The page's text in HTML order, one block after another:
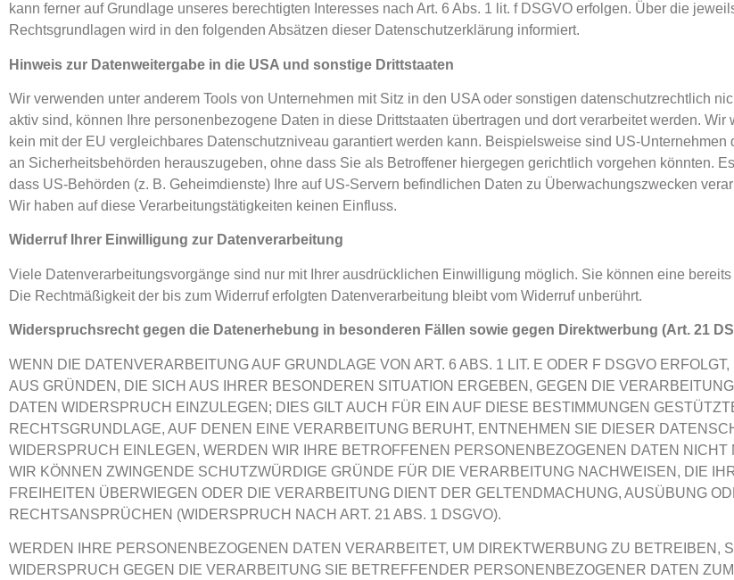
kann ferner auf Grundlage unseres berechtigten Interesses nach Art. 6 Abs. 1 lit. f DSGVO erfolgen. Über die
Rechtsgrundlagen wird in den folgenden Absätzen dieser Datenschutzerklärung informiert.
Hinweis zur Datenweitergabe in die USA und sonstige Drittstaaten
Wir verwenden unter anderem Tools von Unternehmen mit Sitz in den USA oder sonstigen datenschutzrechtlich
aktiv sind, können Ihre personenbezogene Daten in diese Drittstaaten übertragen und dort verarbeitet werden.
kein mit der EU vergleichbares Datenschutzniveau garantiert werden kann. Beispielsweise sind US-
an Sicherheitsbehörden herauszugeben, ohne dass Sie als Betroffener hiergegen gerichtlich vorgehen könnten.
dass US-Behörden (z. B. Geheimdienste) Ihre auf US-Servern befindlichen Daten zu Überwachungszwecken
Wir haben auf diese Verarbeitungstätigkeiten keinen Einfluss.
Widerruf Ihrer Einwilligung zur Datenverarbeitung
Viele Datenverarbeitungsvorgänge sind nur mit Ihrer ausdrücklichen Einwilligung möglich. Sie können eine
Die Rechtmäßigkeit der bis zum Widerruf erfolgten Datenverarbeitung bleibt vom Widerruf unberührt.
Widerspruchsrecht gegen die Datenerhebung in besonderen Fällen sowie gegen Direktwerbung (Art. 21
WENN DIE DATENVERARBEITUNG AUF GRUNDLAGE VON ART. 6 ABS. 1 LIT. E ODER F DSGVO
AUS GRÜNDEN, DIE SICH AUS IHRER BESONDEREN SITUATION ERGEBEN, GEGEN DIE
DATEN WIDERSPRUCH EINZULEGEN; DIES GILT AUCH FÜR EIN AUF DIESE BESTIMMUNGEN
RECHTSGRUNDLAGE, AUF DENEN EINE VERARBEITUNG BERUHT, ENTNEHMEN SIE DIESER
WIDERSPRUCH EINLEGEN, WERDEN WIR IHRE BETROFFENEN PERSONENBEZOGENEN DATEN
WIR KÖNNEN ZWINGENDE SCHUTZWÜRDIGE GRÜNDE FÜR DIE VERARBEITUNG NACHWEISEN, DIE
FREIHEITEN ÜBERWIEGEN ODER DIE VERARBEITUNG DIENT DER GELTENDMACHUNG, AUSÜBUNG
RECHTSANSPRÜCHEN (WIDERSPRUCH NACH ART. 21 ABS. 1 DSGVO).
WERDEN IHRE PERSONENBEZOGENEN DATEN VERARBEITET, UM DIREKTWERBUNG ZU BETREIBEN,
WIDERSPRUCH GEGEN DIE VERARBEITUNG SIE BETREFFENDER PERSONENBEZOGENER DATEN